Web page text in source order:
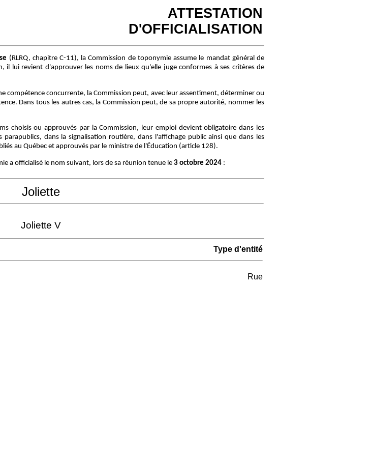
ATTESTATION
D'OFFICIALISATION
(RLRQ, chapitre C-11), la Commission de toponymie assume le mandat général de
il lui revient d'approuver les noms de lieux qu'elle juge conformes à ses critères de
compétence concurrente, la Commission peut, avec leur assentiment, déterminer ou
Dans tous les autres cas, la Commission peut, de sa propre autorité, nommer les
choisis ou approuvés par la Commission, leur emploi devient obligatoire dans les
dans la signalisation routière, dans l'affichage public ainsi que dans les
au Québec et approuvés par le ministre de l'Éducation (article 128).
a officialisé le nom suivant, lors de sa réunion tenue le 3 octobre 2024 :
Joliette
Joliette V
Type d'entité
Rue